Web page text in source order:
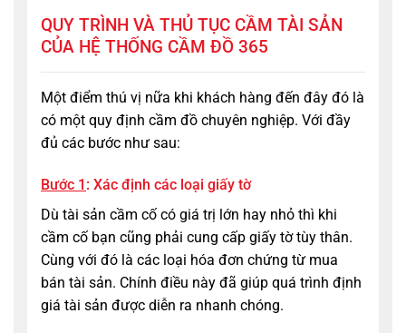
QUY TRÌNH VÀ THỦ TỤC CẦM TÀI SẢN
CỦA HỆ THỐNG CẦM ĐỒ 365
Một điểm thú vị nữa khi khách hàng đến đây đó là
có một quy định cầm đồ chuyên nghiệp. Với đầy
đủ các bước như sau:
Bước 1 : Xác định các loại giấy tờ
Dù tài sản cầm cố có giá trị lớn hay nhỏ thì khi
cầm cố bạn cũng phải cung cấp giấy tờ tùy thân.
Cùng với đó là các loại hóa đơn chứng từ mua
bán tài sản. Chính điều này đã giúp quá trình định
giá tài sản được diễn ra nhanh chóng.